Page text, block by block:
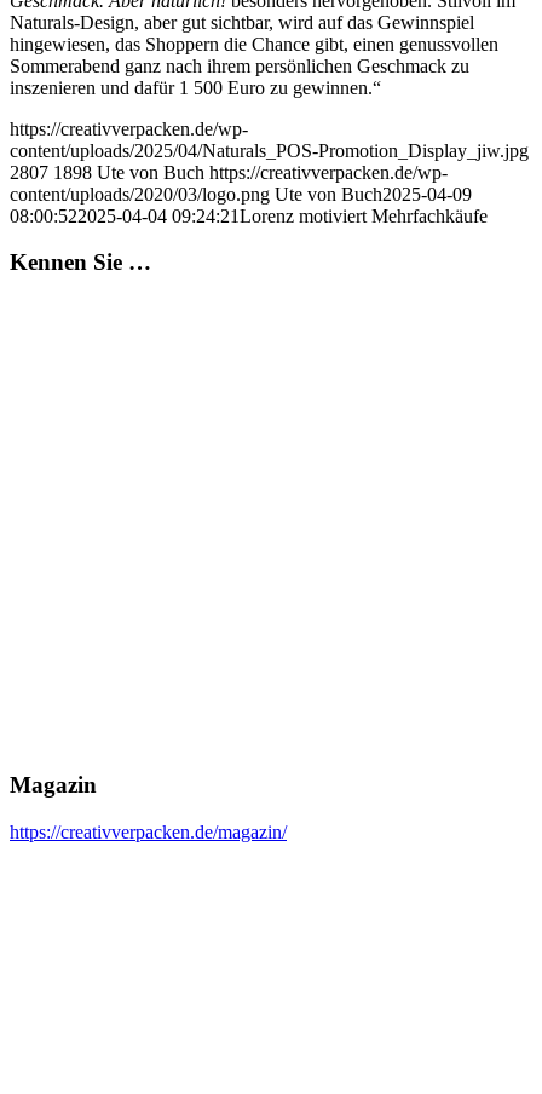
Naturals-Design, aber gut sichtbar, wird auf das Gewinnspiel
hingewiesen, das Shoppern die Chance gibt, einen genussvollen
Sommerabend ganz nach ihrem persönlichen Geschmack zu
inszenieren und dafür 1 500 Euro zu gewinnen.“
https://creativverpacken.de/wp-
content/uploads/2025/04/Naturals_POS-Promotion_Display_jiw.jpg
2807 1898 Ute von Buch https://creativverpacken.de/wp-
content/uploads/2020/03/logo.png Ute von Buch2025-04-09
08:00:522025-04-04 09:24:21Lorenz motiviert Mehrfachkäufe
Kennen Sie …
Magazin
https://creativverpacken.de/magazin/